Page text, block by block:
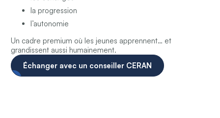
la progression
l’autonomie
Un cadre premium où les jeunes apprennent… et
grandissent aussi humainement.
Échanger avec un conseiller CERAN